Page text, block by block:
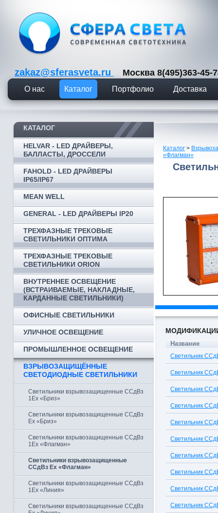
zakaz@sferasveta.ru Москва 8(495)363-
О нас Каталог Портфолио Доставка
КАТАЛОГ
HELVAR - LED ДРАЙВЕРЫ,
БАЛЛАСТЫ, ДРОССЕЛИ
FAHOLD - LED ДРАЙВЕРЫ
IP65/IP67
MEAN WELL
GENERAL - LED ДРАЙВЕРЫ IP20
ТРЕХФАЗНЫЕ ТРЕКОВЫЕ
СВЕТИЛЬНИКИ ОПТИМА
ТРЕХФАЗНЫЕ ТРЕКОВЫЕ
СВЕТИЛЬНИКИ ORION
ВНУТРЕННЕЕ ОСВЕЩЕНИЕ
(ВСТРАИВАЕМЫЕ, НАКЛАДНЫЕ,
КАРДАННЫЕ СВЕТИЛЬНИКИ)
ОФИСНЫЕ СВЕТИЛЬНИКИ
УЛИЧНОЕ ОСВЕЩЕНИЕ
ПРОМЫШЛЕННОЕ ОСВЕЩЕНИЕ
ВЗРЫВОЗАЩИЩЁННЫЕ
СВЕТОДИОДНЫЕ СВЕТИЛЬНИКИ
Светильники взрывозащищенные ССдВз
1Ex «Бриз»
Светильники взрывозащищенные ССдВз
Ex «Бриз»
Светильники взрывозащищенные ССдВз
1Ex «Флагман»
Светильники взрывозащищенные
ССдВз Ex «Флагман»
Светильники взрывозащищенные ССдВз
1Ex «Линия»
Светильники взрывозащищенные ССдВз
Каталог >
«Флагман»
Название
Светильник
Светильник
Светильник
Светильник
Светильник
Светильник
Светильник
Светильник
Светильник
Светильник